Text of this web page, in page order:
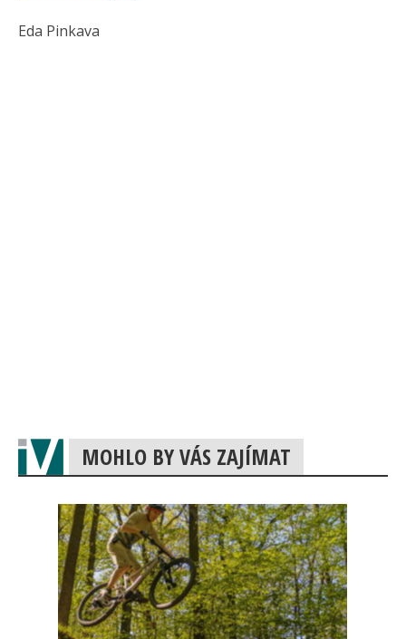
Eda Pinkava
MOHLO BY VÁS ZAJÍMAT